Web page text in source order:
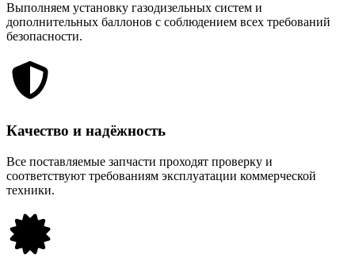
Выполняем установку газодизельных систем и
дополнительных баллонов с соблюдением всех требований
безопасности.
Качество и надёжность
Все поставляемые запчасти проходят проверку и
соответствуют требованиям эксплуатации коммерческой
техники.